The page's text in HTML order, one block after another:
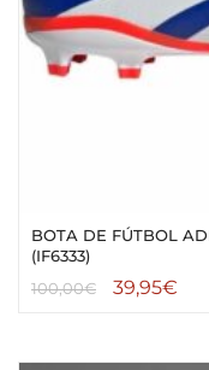
BOTA DE FÚTBOL
(IF6333)
100,00€ 39,95€